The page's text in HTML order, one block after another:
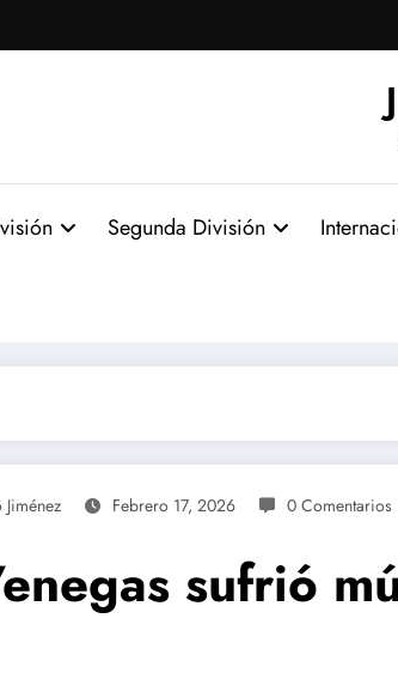
Segunda División
Jiménez Febrero 17, 2026 0 Comentarios
sufrió